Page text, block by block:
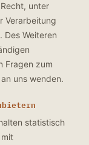
unter
Verarbeitung
Des Weiteren
Fragen zum
uns wenden.
statistisch